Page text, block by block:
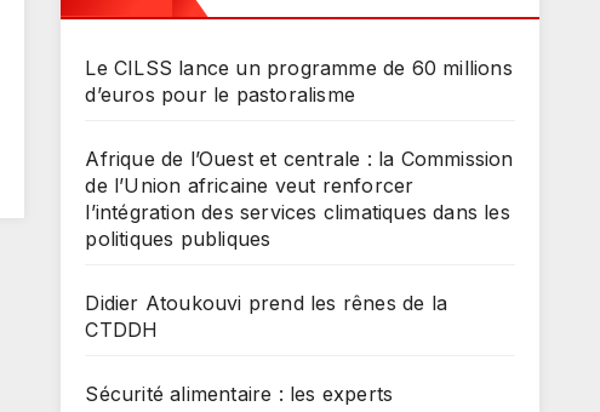
Le CILSS lance un programme de 60 millions
d’euros pour le pastoralisme
Afrique de l’Ouest et centrale : la Commission
de l’Union africaine veut renforcer
l’intégration des services climatiques dans les
politiques publiques
Didier Atoukouvi prend les rênes de la
CTDDH
Sécurité alimentaire : les experts